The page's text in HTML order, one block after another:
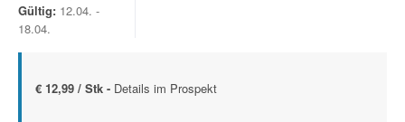
Gültig: 12.04. -
18.04.
€ 12,99 / Stk - Details im Prospekt